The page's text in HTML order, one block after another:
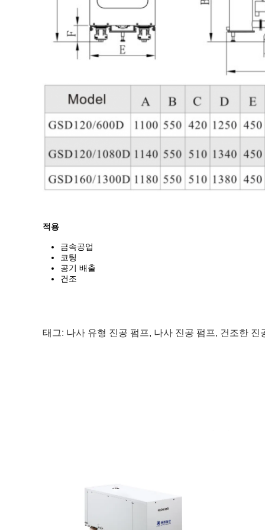
적용
금속공업
코팅
공기 배출
건조
태그: 나사 유형 진공 펌프, 나사 진공 펌프, 건조한 진